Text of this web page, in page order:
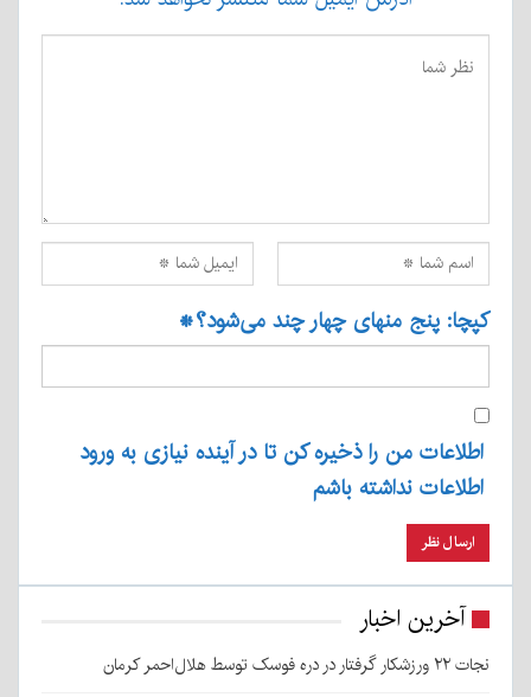
کپچا: پنج منهای چهار چند می‌شود؟*
اطلاعات من را ذخیره کن تا در آینده نیازی به ورود
اطلاعات نداشته باشم
آخرین اخبار
نجات ۲۲ ورزشکار گرفتار در دره فوسک توسط هلال‌احمر کرمان